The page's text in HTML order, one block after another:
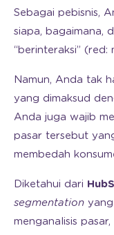
Sebagai pebisnis,
siapa, bagaimana,
“berinteraksi”
Namun, Anda tak
yang dimaksud
Anda juga wajib
pasar tersebut
membedah
Diketahui dari
segmentation
menganalisis